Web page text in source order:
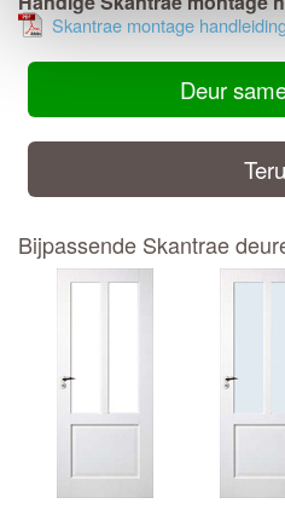
Skantrae montage handleiding
Deur
Bijpassende Skantrae